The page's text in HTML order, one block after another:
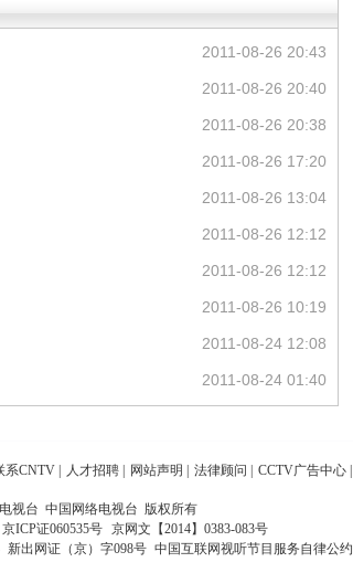
2011-08-26 20:43
2011-08-26 20:40
2011-08-26 20:38
2011-08-26 17:20
2011-08-26 13:04
2011-08-26 12:12
2011-08-26 12:12
2011-08-26 10:19
2011-08-24 12:08
2011-08-24 01:40
系CNTV 人才招聘 网站声明 法律顾问 CCTV广告中心
视台 中国网络电视台 版权所有
京ICP证060535号
京网文【2014】0383-083号
新出网证（京）字098号 中国互联网视听节目服务自律公约